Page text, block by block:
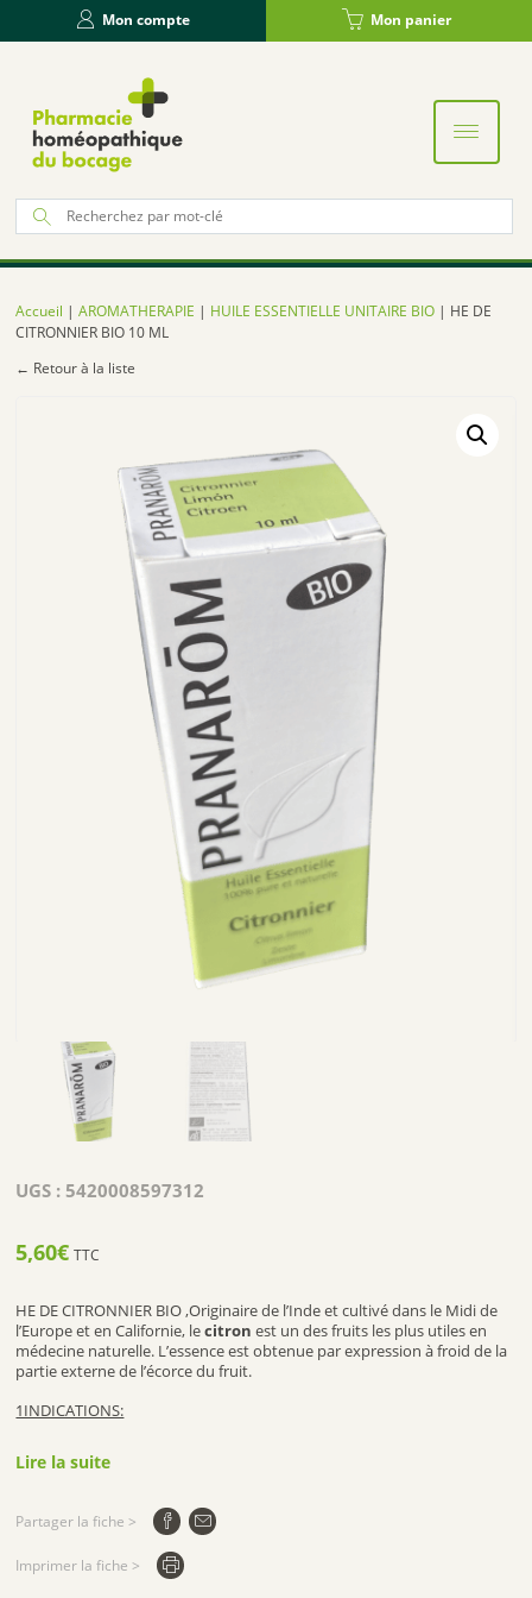
Mon compte Mon panier
:
Accueil |AROMATHERAPIE | HUILE ESSENTIELLE UNITAIRE BIO | HE DE
CITRONNIER BIO 10 ML
← Retour à la liste
UGS :5420008597312
5,60€ TTC
HE DE CITRONNIER BIO ,Originaire de l’Inde et cultivé dans le Midi de
l’Europe et en Californie, lecitron est un des fruits les plus utiles en
médecine naturelle. L’essence est obtenue par expression à froid de la
partie externe de l’écorce du fruit.
1INDICATIONS:
antibactériennes qui la rendent efficace contre les infections. Elle
2.COMPOSITION:
Limonène
Lire la suite
Partager la fiche >
Imprimer la fiche >
Panneau de gestion des cookies